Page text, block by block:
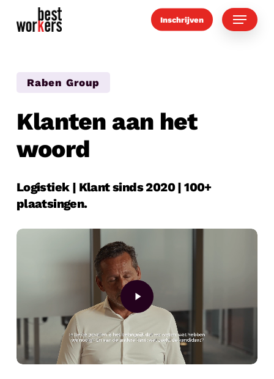
Inschrijven Menu
Raben Group
Klanten aan het
woord
Logistiek | Klant sinds 2020 | 100+
plaatsingen.
Play